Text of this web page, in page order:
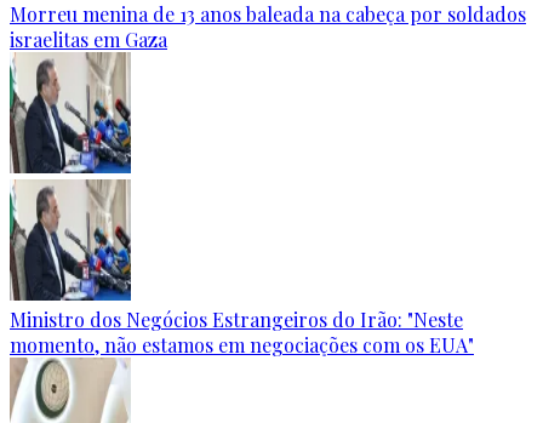
Morreu menina de 13 anos baleada na cabeça por soldados
israelitas em Gaza
Ministro dos Negócios Estrangeiros do Irão: "Neste
momento, não estamos em negociações com os EUA"